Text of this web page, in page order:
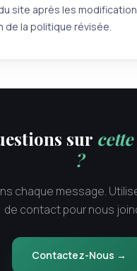
site après les
de la politique révisée.
sur
?
chaque message.
de contact pour nous
Contactez-Nous →